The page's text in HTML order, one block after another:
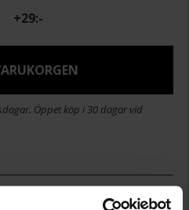
+29:-
Öppet köp i 30 dagar vid